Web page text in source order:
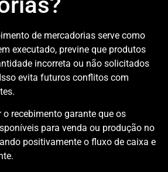
de mercadorias serve como
executado, previne que produtos
incorreta ou não solicitados
evita futuros conflitos com
recebimento garante que os
para venda ou produção no
positivamente o fluxo de caixa e